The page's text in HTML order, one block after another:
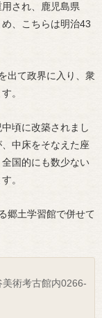
され、鹿児島県
、こちらは明治43
出て政界に入り、衆
。
頃に改築されまし
中床をそなえた座
国的にも数少ない
。
郷土学習館で併せて
術考古館内0266-